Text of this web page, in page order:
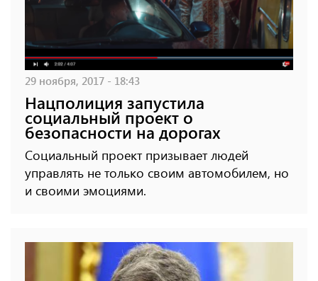
29 ноября, 2017 - 18:43
Нацполиция запустила
социальный проект о
безопасности на дорогах
Социальный проект призывает людей
управлять не только своим автомобилем, но
и своими эмоциями.